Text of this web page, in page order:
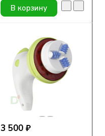
В корзину
3 500 ₽